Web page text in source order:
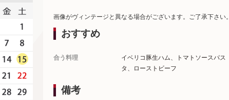
画像がヴィンテージと異なる場合がございます。ご了承下さい。
おすすめ
合う料理
イベリコ豚生ハム、トマトソースパス
タ、ローストビーフ
備考